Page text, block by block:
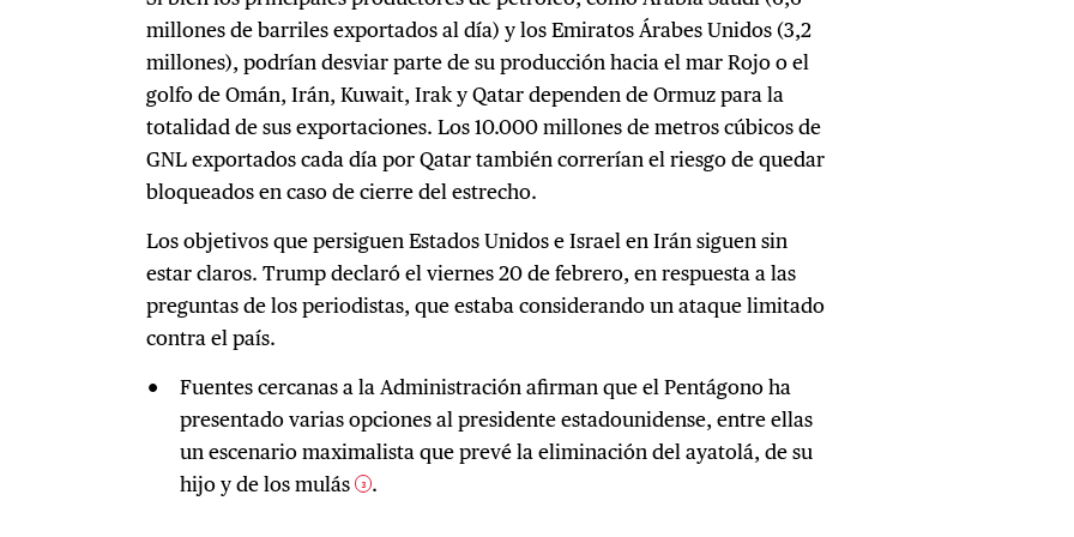
millones de barriles exportados al día) y los Emiratos Árabes Unidos (3,2
millones), podrían desviar parte de su producción hacia el mar Rojo o el
golfo de Omán, Irán, Kuwait, Irak y Qatar dependen de Ormuz para la
totalidad de sus exportaciones. Los 10.000 millones de metros cúbicos de
GNL exportados cada día por Qatar también correrían el riesgo de quedar
bloqueados en caso de cierre del estrecho.
Los objetivos que persiguen Estados Unidos e Israel en Irán siguen sin
estar claros. Trump declaró el viernes 20 de febrero, en respuesta a las
preguntas de los periodistas, que estaba considerando un ataque limitado
contra el país.
Fuentes cercanas a la Administración afirman que el Pentágono ha
presentado varias opciones al presidente estadounidense, entre ellas
un escenario maximalista que prevé la eliminación del ayatolá, de su
hijo y de los mulás 3 .